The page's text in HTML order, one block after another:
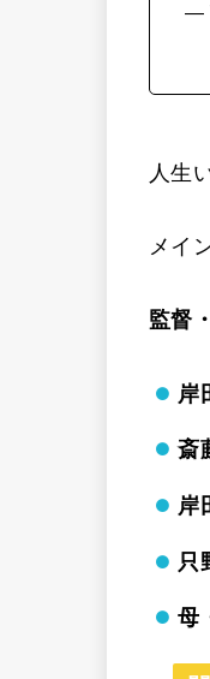
—
人生
メイ
監督
岸
斎
岸
只
母